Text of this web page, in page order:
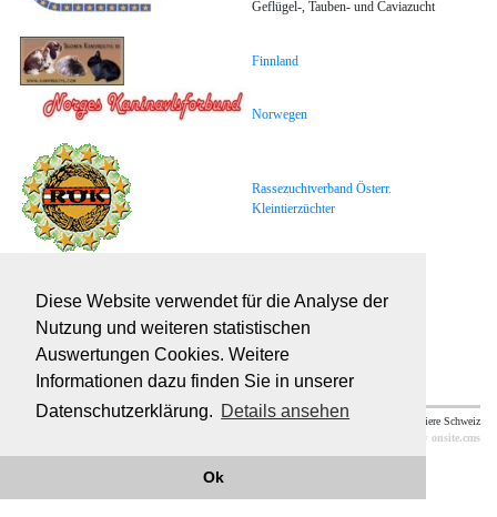
Diese Website verwendet für die Analyse der
Nutzung und weiteren statistischen
Auswertungen Cookies. Weitere
Informationen dazu finden Sie in unserer
Datenschutzerklärung. Details ansehen
Ok
Geflügel-, Tauben- und Caviazucht
Finnland
Norwegen
Rassezuchtverband Österr.
Kleintierzüchter
Zentralverband deutscher
Rassekaninchen Schweiz, Peter Iseli, Mühle 2, 3317
© 2026 Kleintiere Schweiz
powered by onsite.cms